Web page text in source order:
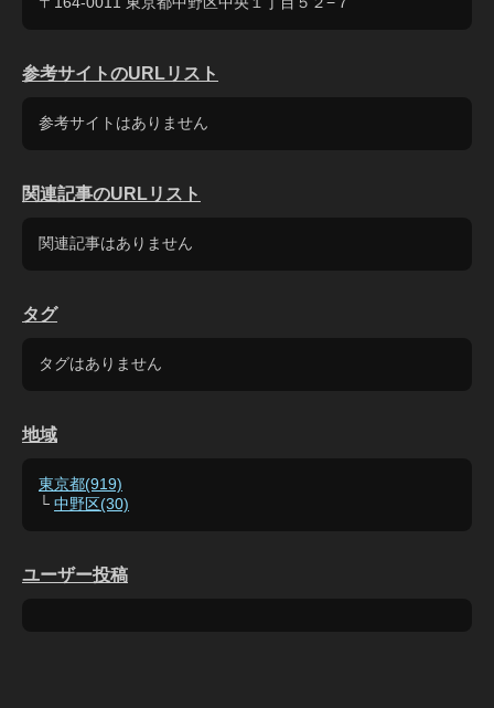
参考サイトのURLリスト
参考サイトはありません
関連記事のURLリスト
関連記事はありません
タグ
タグはありません
地域
東京都(919)
└ 中野区(30)
ユーザー投稿